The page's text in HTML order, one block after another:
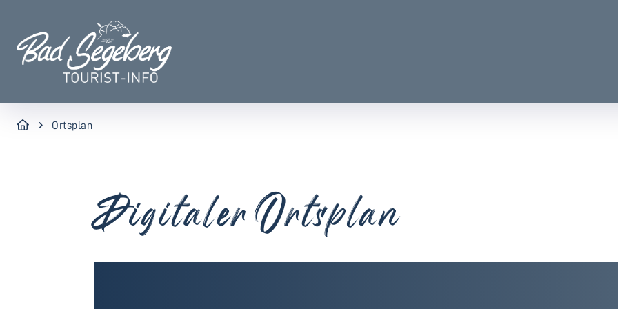
Ortsplan
Digitaler Ortsplan